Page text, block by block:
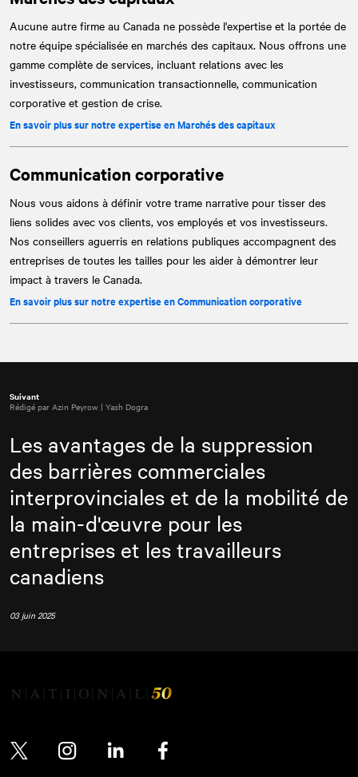
Aucune autre firme au Canada ne possède l'expertise et la portée de
notre équipe spécialisée en marchés des capitaux. Nous offrons une
gamme complète de services, incluant relations avec les
investisseurs, communication transactionnelle, communication
corporative et gestion de crise.
En savoir plus sur notre expertise en Marchés des capitaux
Communication corporative
Nous vous aidons à définir votre trame narrative pour tisser des
liens solides avec vos clients, vos employés et vos investisseurs.
Nos conseillers aguerris en relations publiques accompagnent des
entreprises de toutes les tailles pour les aider à démontrer leur
impact à travers le Canada.
En savoir plus sur notre expertise en Communication corporative
Suivant
Rédigé par Azin Peyrow | Yash Dogra
Les avantages de la suppression
des barrières commerciales
interprovinciales et de la mobilité de
la main-d'œuvre pour les
entreprises et les travailleurs
canadiens
03 juin 2025